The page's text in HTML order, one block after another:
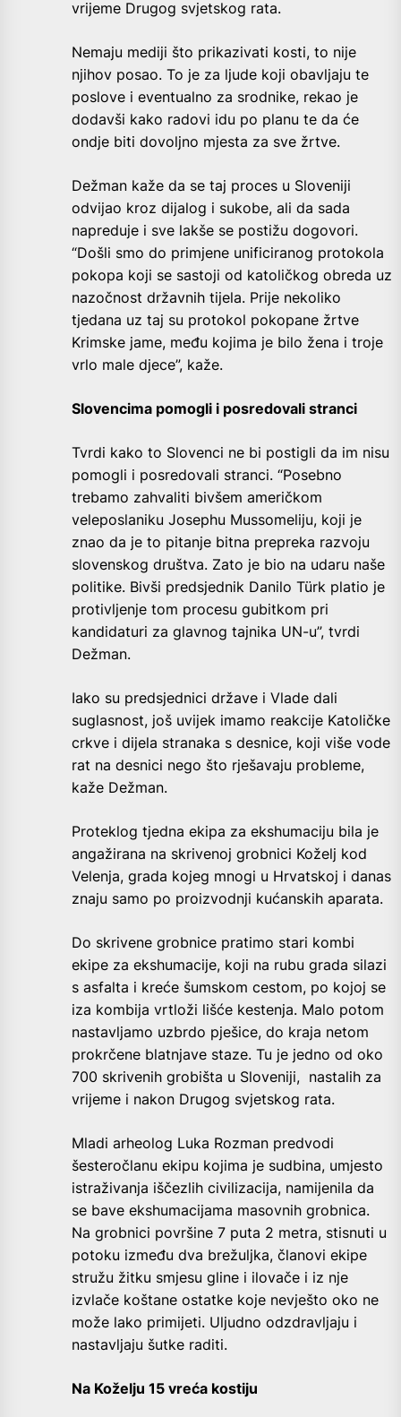
vrijeme Drugog svjetskog rata.
Nemaju mediji što prikazivati kosti, to nije
njihov posao. To je za ljude koji obavljaju te
poslove i eventualno za srodnike, rekao je
dodavši kako radovi idu po planu te da će
ondje biti dovoljno mjesta za sve žrtve.
Dežman kaže da se taj proces u Sloveniji
odvijao kroz dijalog i sukobe, ali da sada
napreduje i sve lakše se postižu dogovori.
“Došli smo do primjene unificiranog protokola
pokopa koji se sastoji od katoličkog obreda uz
nazočnost državnih tijela. Prije nekoliko
tjedana uz taj su protokol pokopane žrtve
Krimske jame, među kojima je bilo žena i troje
vrlo male djece”, kaže.
Slovencima pomogli i posredovali stranci
Tvrdi kako to Slovenci ne bi postigli da im nisu
pomogli i posredovali stranci. “Posebno
trebamo zahvaliti bivšem američkom
veleposlaniku Josephu Mussomeliju, koji je
znao da je to pitanje bitna prepreka razvoju
slovenskog društva. Zato je bio na udaru naše
politike. Bivši predsjednik Danilo Türk platio je
protivljenje tom procesu gubitkom pri
kandidaturi za glavnog tajnika UN-u”, tvrdi
Dežman.
Iako su predsjednici države i Vlade dali
suglasnost, još uvijek imamo reakcije Katoličke
crkve i dijela stranaka s desnice, koji više vode
rat na desnici nego što rješavaju probleme,
kaže Dežman.
Proteklog tjedna ekipa za ekshumaciju bila je
angažirana na skrivenoj grobnici Koželj kod
Velenja, grada kojeg mnogi u Hrvatskoj i danas
znaju samo po proizvodnji kućanskih aparata.
Do skrivene grobnice pratimo stari kombi
ekipe za ekshumacije, koji na rubu grada silazi
s asfalta i kreće šumskom cestom, po kojoj se
iza kombija vrtloži lišće kestenja. Malo potom
nastavljamo uzbrdo pješice, do kraja netom
prokrčene blatnjave staze. Tu je jedno od oko
700 skrivenih grobišta u Sloveniji, nastalih za
vrijeme i nakon Drugog svjetskog rata.
Mladi arheolog Luka Rozman predvodi
šesteročlanu ekipu kojima je sudbina, umjesto
istraživanja iščezlih civilizacija, namijenila da
se bave ekshumacijama masovnih grobnica.
Na grobnici površine 7 puta 2 metra, stisnuti u
potoku između dva brežuljka, članovi ekipe
stružu žitku smjesu gline i ilovače i iz nje
izvlače koštane ostatke koje nevješto oko ne
može lako primijeti. Uljudno odzdravljaju i
nastavljaju šutke raditi.
Na Koželju 15 vreća kostiju